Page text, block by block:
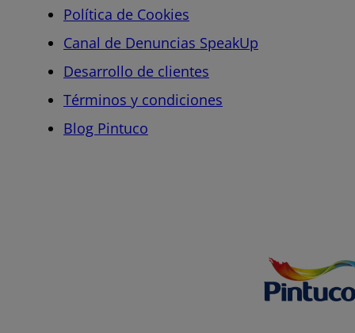
Política de Cookies
Canal de Denuncias SpeakUp
Desarrollo de clientes
Términos y condiciones
Blog Pintuco